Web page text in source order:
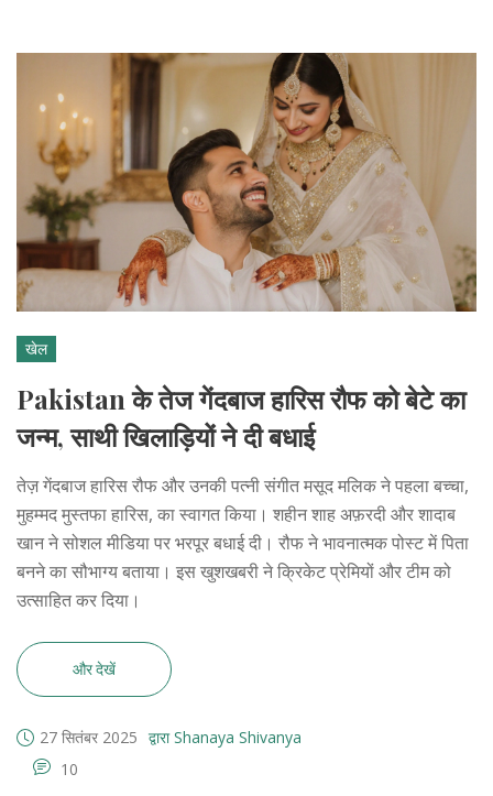
खेल
Pakistan के तेज गेंदबाज हारिस रौफ को बेटे का
जन्म, साथी खिलाड़ियों ने दी बधाई
तेज़ गेंदबाज हारिस रौफ और उनकी पत्नी संगीत मसूद मलिक ने पहला बच्चा,
मुहम्मद मुस्तफा हारिस, का स्वागत किया। शहीन शाह अफ़रदी और शादाब
खान ने सोशल मीडिया पर भरपूर बधाई दी। रौफ ने भावनात्मक पोस्ट में पिता
बनने का सौभाग्य बताया। इस खुशखबरी ने क्रिकेट प्रेमियों और टीम को
उत्साहित कर दिया।
और देखें
27 सितंबर 2025 द्वारा Shanaya Shivanya
10